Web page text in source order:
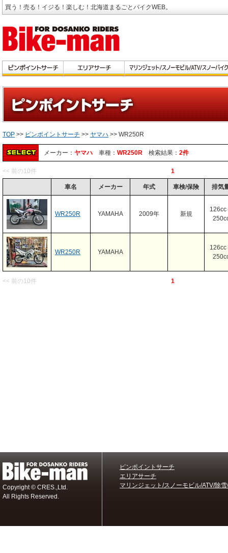
買う！売る！イジる！楽しむ！北海道まるごとバイクWEB。
TOP >> ピンポイントサーチ >> ヤマハ >> WR250R
メーカー： ヤマハ 車種： WR250R 検索結果： 2件
<< 前の10件 1
車名 メーカー 年式 車検/保険 排気
WR250R YAMAHA 2009年 新規
126cc
WR250R YAMAHA
126cc
<< 前の10件 1
Copyright © CRES.,Ltd.
All Rights Reserved.
ピンポイントサーチ
エリアサーチ
マリンジェット/スノーモビル/ATV/除